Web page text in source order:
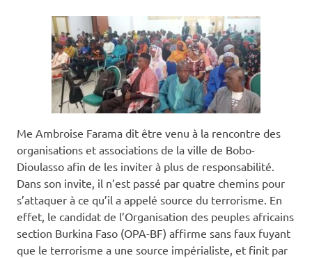
Me Ambroise Farama dit être venu à la rencontre des
organisations et associations de la ville de Bobo-
Dioulasso afin de les inviter à plus de responsabilité.
Dans son invite, il n’est passé par quatre chemins pour
s’attaquer à ce qu’il a appelé source du terrorisme. En
effet, le candidat de l’Organisation des peuples africains
section Burkina Faso (OPA-BF) affirme sans faux fuyant
que le terrorisme a une source impérialiste, et finit par